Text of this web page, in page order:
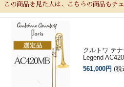
この商品を見た人は、こちらの商品もチ
クルトワ テ
Legend
561,000円 (税